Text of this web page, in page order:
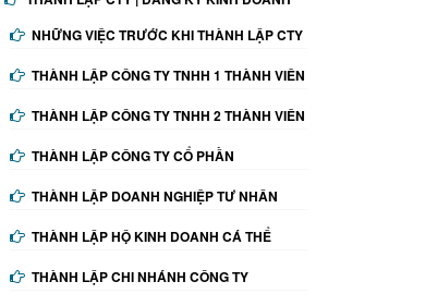
NHỮNG VIỆC TRƯỚC KHI THÀNH LẬP CTY
THÀNH LẬP CÔNG TY TNHH 1 THÀNH VIÊN
THÀNH LẬP CÔNG TY TNHH 2 THÀNH VIÊN
THÀNH LẬP CÔNG TY CỔ PHẦN
THÀNH LẬP DOANH NGHIỆP TƯ NHÂN
THÀNH LẬP HỘ KINH DOANH CÁ THỂ
THÀNH LẬP CHI NHÁNH CÔNG TY